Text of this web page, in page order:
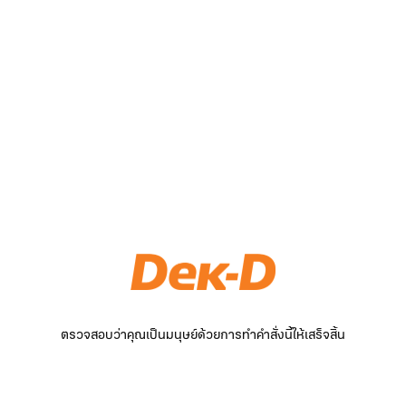
ตรวจสอบว่าคุณเป็นมนุษย์ด้วยการทำคำสั่งนี้ให้เสร็จสิ้น